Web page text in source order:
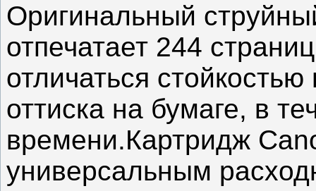
Оригинальный
отпечатает 244
отличаться
оттиска на бумаге, в
времени.Картридж
универсальным